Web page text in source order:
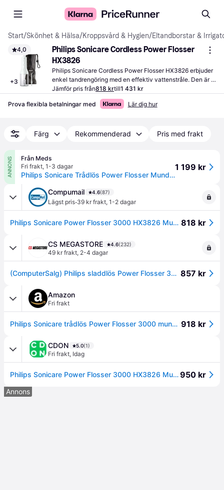
Start/Skönhet & Hälsa/Kroppsvård & Hygien/Eltandborstar &
4,0
+3
Philips Sonicare Cordless Power Flosser
HX3826
Philips Sonicare Cordless Power Flosser HX3826 erbjuder
enkel tandrengöring med en effektiv vattenstråle. Den är
sladdlös och har en ergonomisk design för bekväm
Jämför pris från818 krtill1 431 kr
Prova flexibla betalningar med Lär dig hur
Färg Rekommenderad Pris med frakt
ANNONS
Från Meds
Fri frakt, 1-3 dagar
Philips Sonicare Trådlös Power Flosser Mundusch - Multi
1 199 kr
Compumail 4.6(87)
Lägst pris·39 kr frakt, 1-2 dagar
Philips Sonicare Power Flosser 3000 HX3826 Mundskylning Sort --> I lager, forväntat leveransdatum hos dig 08-08-2026 818 kr
CS MEGASTORE 4.6(232)
49 kr frakt, 2-4 dagar
(ComputerSalg) Philips sladdlös Power Flosser 3000 HX3826/31 munsköljare, batteri, inbyggd 857 kr
Amazon
Fri frakt
Philips Sonicare trådlös Power Flosser 3000 mundusch; vatten-flops för tänder, tandkött och tandvård, vit (modell HX3826/31) 918 kr
CDON 5.0(1)
Fri frakt, Idag
Philips Sonicare Power Flosser 3000 HX3826 Munvatten950 kr
Annons